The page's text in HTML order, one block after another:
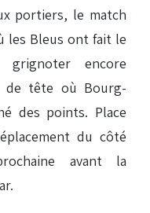
portiers, le match
les Bleus ont fait le
encore
tête où Bourg-
des points. Place
du côté
avant la